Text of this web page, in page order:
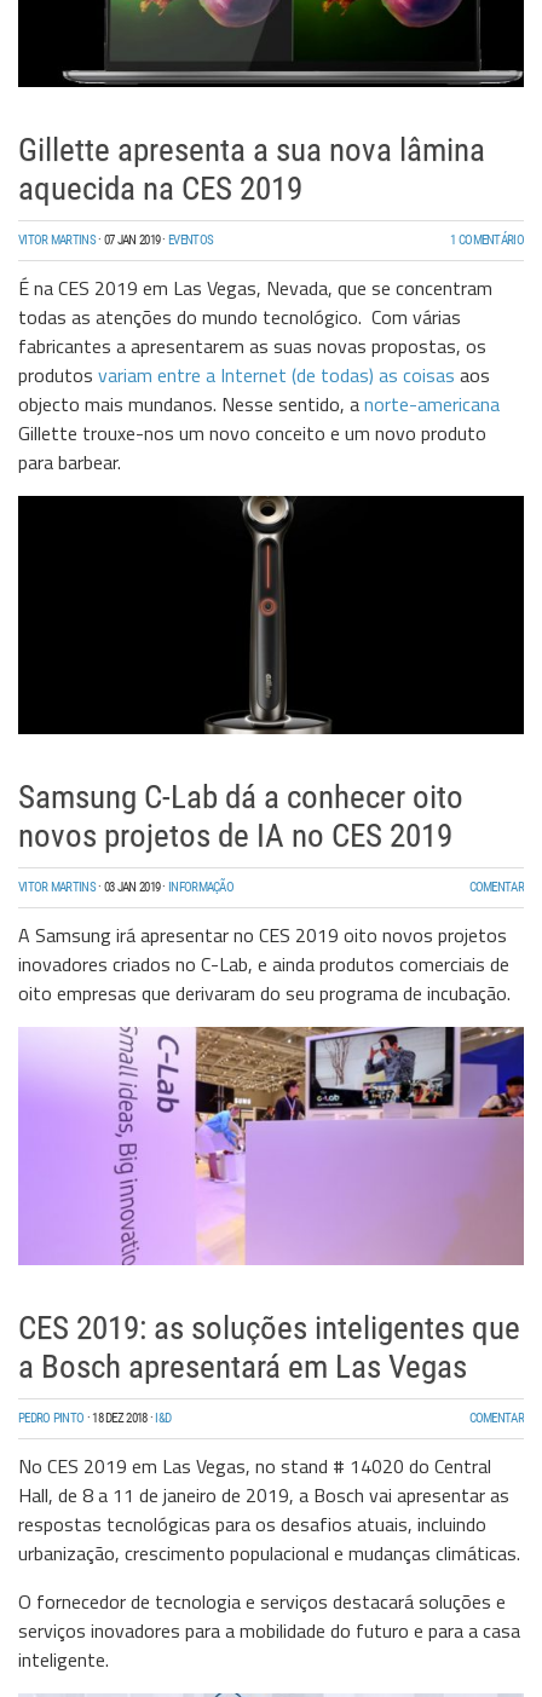
Gillette apresenta a sua nova lâmina
aquecida na CES 2019
VITOR MARTINS· 07 JAN 2019· EVENTOS 1 COMENTÁRIO
É na CES 2019 em Las Vegas, Nevada, que se concentram
todas as atenções do mundo tecnológico. Com várias
fabricantes a apresentarem as suas novas propostas, os
produtos variam entre a Internet (de todas) as coisas aos
objecto mais mundanos. Nesse sentido, anorte-americana
Gillette trouxe-nos um novo conceito e um novo produto
para barbear.
Samsung C-Lab dá a conhecer oito
novos projetos de IA no CES 2019
VITOR MARTINS· 03 JAN 2019· INFORMAÇÃO COMENTAR
A Samsung irá apresentar no CES 2019 oito novos projetos
inovadores criados no C-Lab, e ainda produtos comerciais de
oito empresas que derivaram do seu programa de incubação.
CES 2019: as soluções inteligentes que
a Bosch apresentará em Las Vegas
PEDRO PINTO ·18 DEZ 2018· I&D COMENTAR
No CES 2019 em Las Vegas, no stand # 14020 do Central
Hall, de 8 a 11 de janeiro de 2019, a Bosch vai apresentar as
respostas tecnológicas para os desafios atuais, incluindo
urbanização, crescimento populacional e mudanças climáticas.
O fornecedor de tecnologia e serviços destacará soluções e
serviços inovadores para a mobilidade do futuro e para a casa
inteligente.